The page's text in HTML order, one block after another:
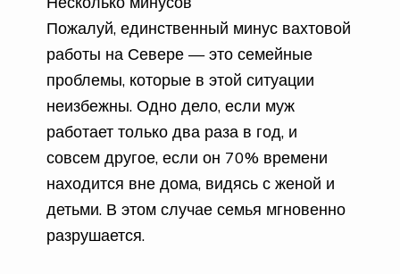
Пожалуй, единственный минус вахтовой
работы на Севере — это семейные
проблемы, которые в этой ситуации
неизбежны. Одно дело, если муж
работает только два раза в год, и
совсем другое, если он 70% времени
находится вне дома, видясь с женой и
детьми. В этом случае семья мгновенно
разрушается.